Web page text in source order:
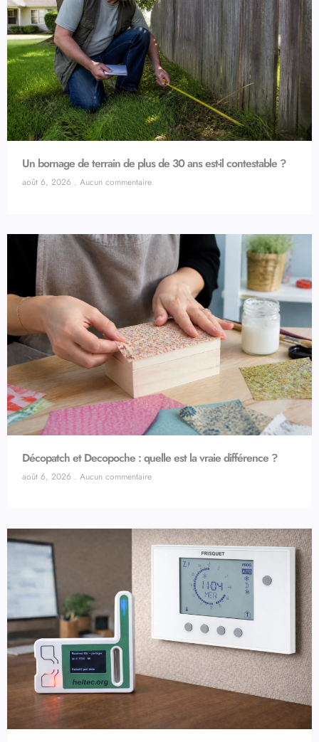
Un bornage de terrain de plus de 30 ans est-il contestable ?
août 6, 2026 Aucun commentaire
Décopatch et Decopoche : quelle est la vraie différence ?
août 6, 2026 Aucun commentaire